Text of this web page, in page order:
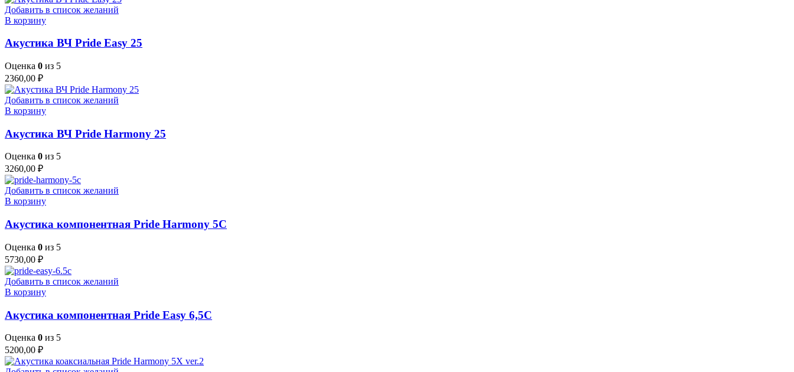
Добавить в список желаний
В корзину
Акустика ВЧ Pride Easy 25
Оценка 0 из 5
2360,00 ₽
Добавить в список желаний
В корзину
Акустика ВЧ Pride Harmony 25
Оценка 0 из 5
3260,00 ₽
Добавить в список желаний
В корзину
Акустика компонентная Pride Harmony 5C
Оценка 0 из 5
5730,00 ₽
Добавить в список желаний
В корзину
Акустика компонентная Pride Easy 6,5C
Оценка 0 из 5
5200,00 ₽